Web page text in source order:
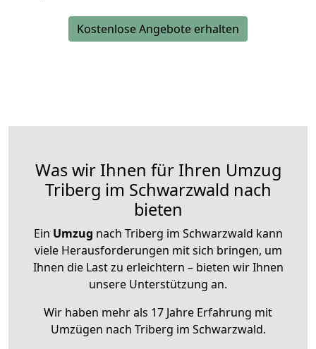
Kostenlose Angebote erhalten
Was wir Ihnen für Ihren Umzug
Triberg im Schwarzwald nach
bieten
Ein Umzug nach Triberg im Schwarzwald kann
viele Herausforderungen mit sich bringen, um
Ihnen die Last zu erleichtern – bieten wir Ihnen
unsere Unterstützung an.
Wir haben mehr als 17 Jahre Erfahrung mit
Umzügen nach Triberg im Schwarzwald.